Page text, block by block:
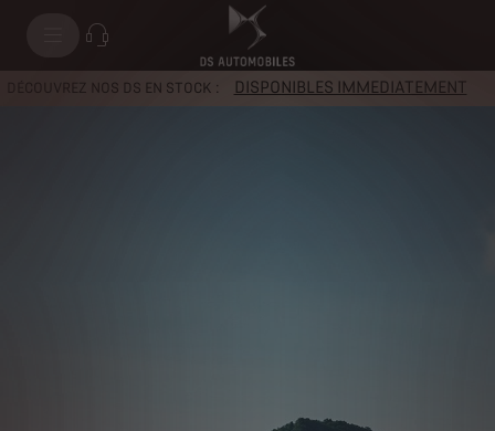
DÉCOUVREZ NOS DS EN STOCK : DISPONIBLES IMMEDIATEMENT